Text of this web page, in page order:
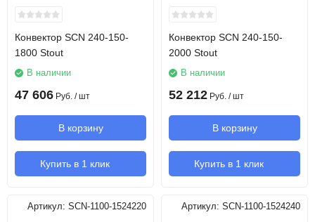
Конвектор SCN 240-150-
1800 Stout
В наличии
47 606 Руб. / шт
В корзину
Купить в 1 клик
Конвектор SCN 240-150-
2000 Stout
В наличии
52 212 Руб. / шт
В корзину
Купить в 1 клик
Артикул: SCN-1100-1524220 Артикул: SCN-1100-1524240